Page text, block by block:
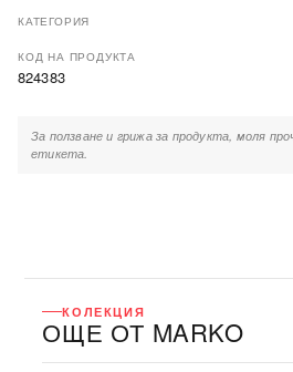
КАТЕГОРИЯ
КОД НА ПРОДУКТА
824383
За ползване и грижа за продукта, моля
етикета.
КОЛЕКЦИЯ
ОЩЕ ОТ MARKO